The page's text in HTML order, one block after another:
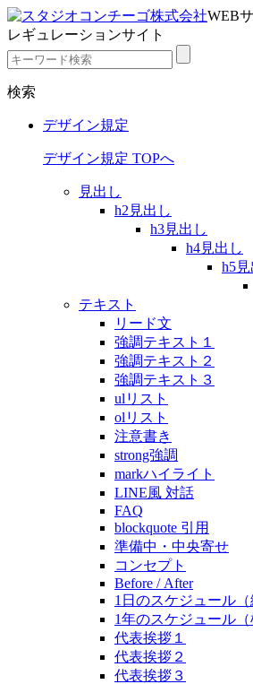
WEB
レギュレーションサイト
検索
デザイン規定
デザイン規定 TOPへ
見出し
h2見出し
h3見出し
h4見出し
h5見
テキスト
リード文
強調テキスト１
強調テキスト２
強調テキスト３
ulリスト
olリスト
注意書き
strong強調
markハイライト
LINE風 対話
FAQ
blockquote 引用
準備中・中央寄せ
コンセプト
Before / After
1日のスケジュール（
1年のスケジュール（
代表挨拶１
代表挨拶２
代表挨拶３